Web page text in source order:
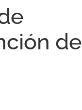
de